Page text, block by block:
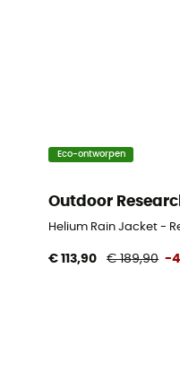
Eco-ontworpen
Outdoor
Helium Rain Jacket -
€ 113,90 € 189,90 -